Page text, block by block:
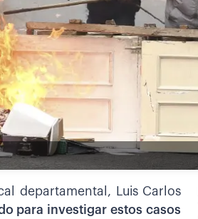
departamental, Luis Carlos
para investigar estos casos